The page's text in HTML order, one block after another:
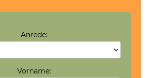
Anrede:
Vorname: